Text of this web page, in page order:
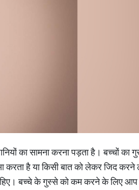
का सामना करना पड़ता है। बच्चों का
करता है या किसी बात को लेकर जिद करने
बच्चे के गुस्से को कम करने के लिए आप